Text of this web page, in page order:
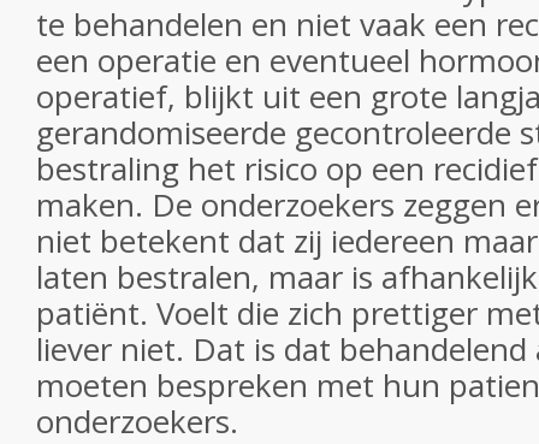
te behandelen en niet vaak een
een operatie en eventueel
operatief, blijkt uit een grote
gerandomiseerde gecontroleerde
bestraling het risico op een
maken. De onderzoekers zeggen
niet betekent dat zij iedereen
laten bestralen, maar is
patiënt. Voelt die zich prettiger
liever niet. Dat is dat
moeten bespreken met hun
onderzoekers.